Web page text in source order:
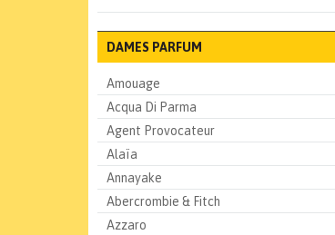
DAMES PARFUM
Amouage
Acqua Di Parma
Agent Provocateur
Alaïa
Annayake
Abercrombie & Fitch
Azzaro